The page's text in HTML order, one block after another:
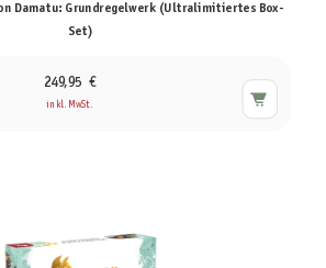
Damatu: Grundregelwerk (Ultralimitiertes Box-
Set)
249,95 €
inkl. MwSt.